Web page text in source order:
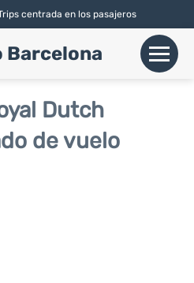
centrada en los pasajeros
|Català
Dutch
de vuelo